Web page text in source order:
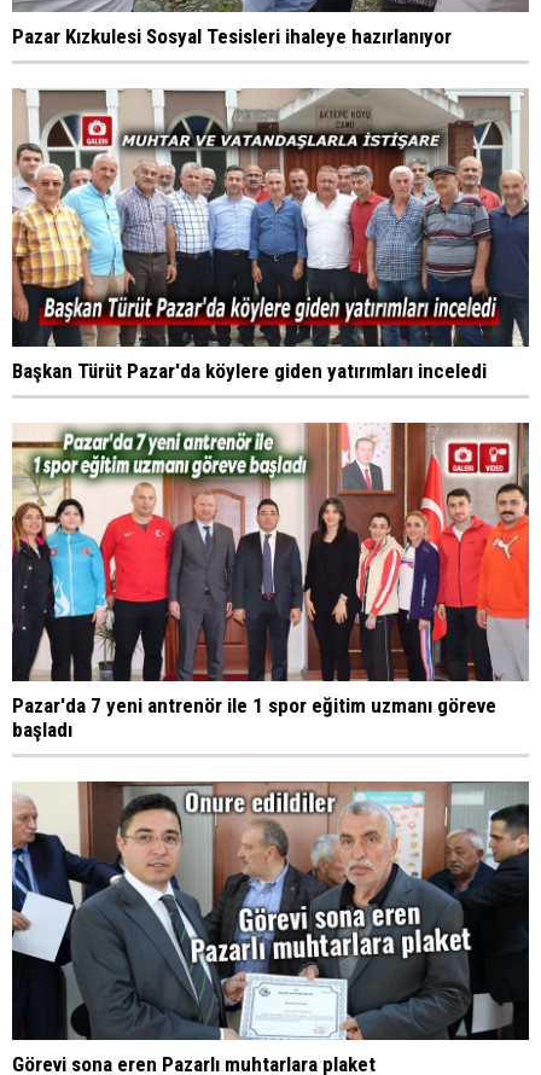
Pazar Kızkulesi Sosyal Tesisleri ihaleye hazırlanıyor
Başkan Türüt Pazar'da köylere giden yatırımları inceledi
Pazar'da 7 yeni antrenör ile 1 spor eğitim uzmanı göreve
başladı
Görevi sona eren Pazarlı muhtarlara plaket